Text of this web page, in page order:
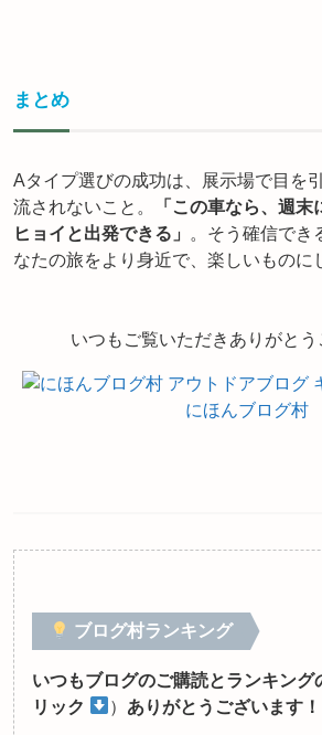
まとめ
Aタイプ選びの成功は、展示場で目を
流されないこと。
「この車なら、週
ヒョイと出発できる」
。そう確信でき
なたの旅をより身近で、楽しいものに
いつもご覧いただきありがとう
にほんブログ村
ブログ村ランキング
いつもブログのご購読とランキング
リック
） ありがとうございます！